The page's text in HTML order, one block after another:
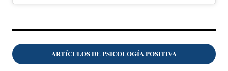
ARTÍCULOS DE PSICOLOGÍA POSITIVA